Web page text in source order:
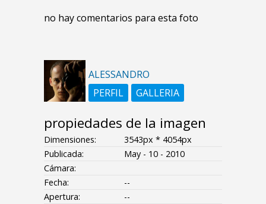
no hay comentarios para esta foto
ALESSANDRO
PERFIL
GALLERIA
propiedades de la imagen
Dimensiones:
3543px * 4054px
Publicada:
May - 10 - 2010
Cámara:
Fecha:
--
Apertura:
--